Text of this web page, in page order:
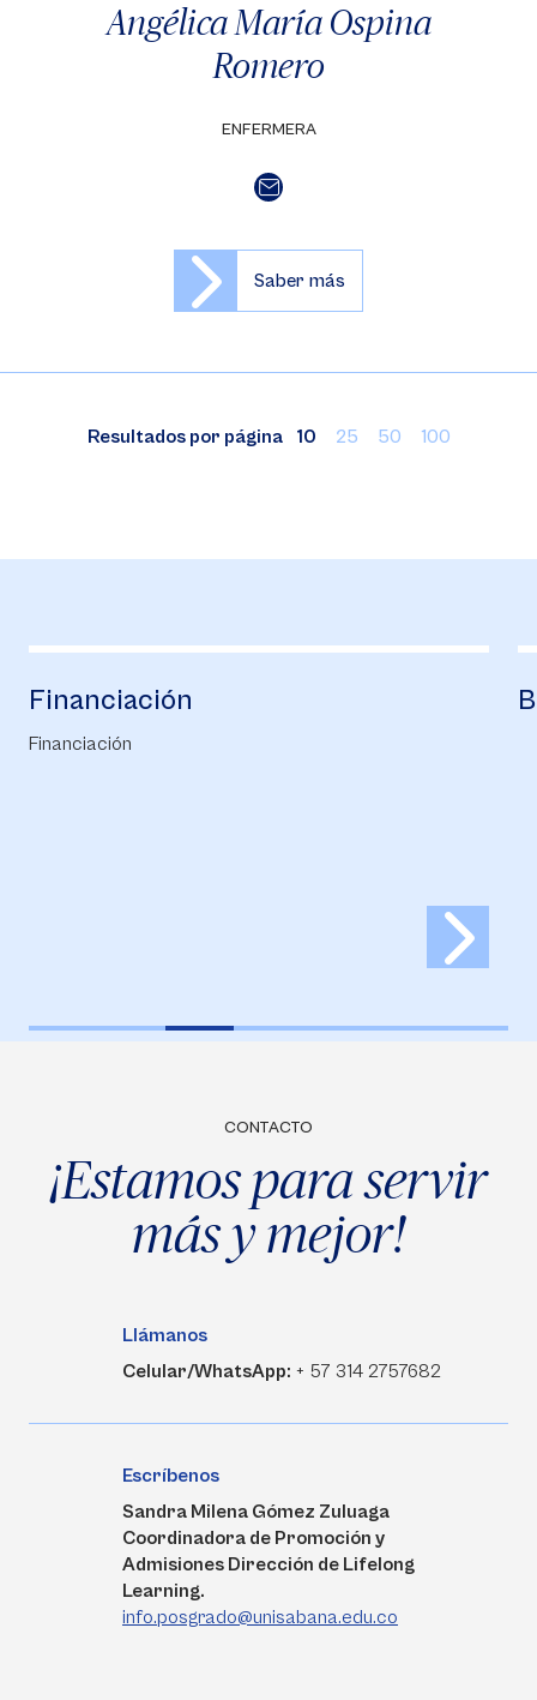
Angélica María Ospina
Romero
ENFERMERA
Saber más
Resultados por página 10 25 50 100
Financiación
Financiación
CONTACTO
¡Estamos para servir
más y mejor!
Llámanos
Celular/WhatsApp: + 57 314 2757682
Escríbenos
Sandra Milena Gómez Zuluaga
Coordinadora de Promoción y
Admisiones Dirección de Lifelong
Learning.
info.posgrado@unisabana.edu.co